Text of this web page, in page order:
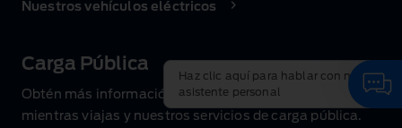
Nuestros vehículos eléctricos
Carga Pública
Obtén más información sobre cómo cargar tu vehículo
mientras viajas y nuestros servicios de carga pública.
Haz clic aquí para hablar con nuestro
asistente personal